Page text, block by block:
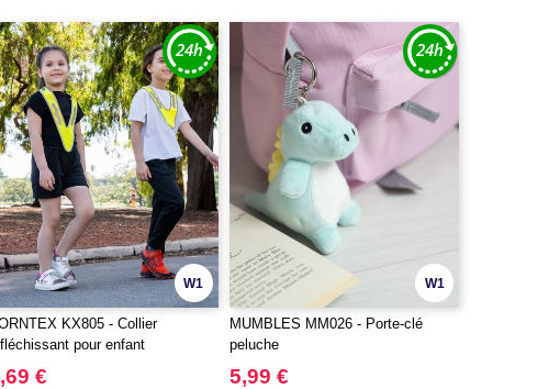
W1
KX805 - Collier
pour enfant
€
W1
MUMBLES MM026 - Porte-clé
peluche
5,99 €